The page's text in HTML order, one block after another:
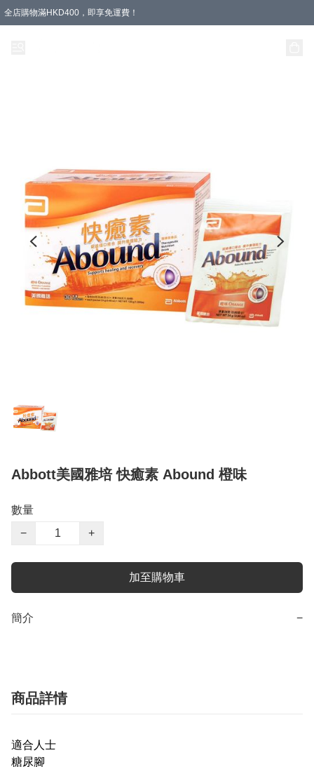
全店購物滿HKD400，即享免運費！
Abbott美國雅培 快癒素 Abound 橙味
數量
−
+
加至購物車
簡介 −
商品詳情
適合人士
糖尿腳